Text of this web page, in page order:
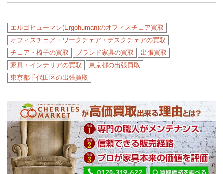
エルゴヒューマン(Ergohuman)のオフィスチェア買取
オフィスチェア・ワークチェア・デスクチェアの買取
チェア・椅子の買取
ブランド家具の買取
出張買取
家具・インテリアの買取
東京都の出張買取
東京都千代田区の出張買取